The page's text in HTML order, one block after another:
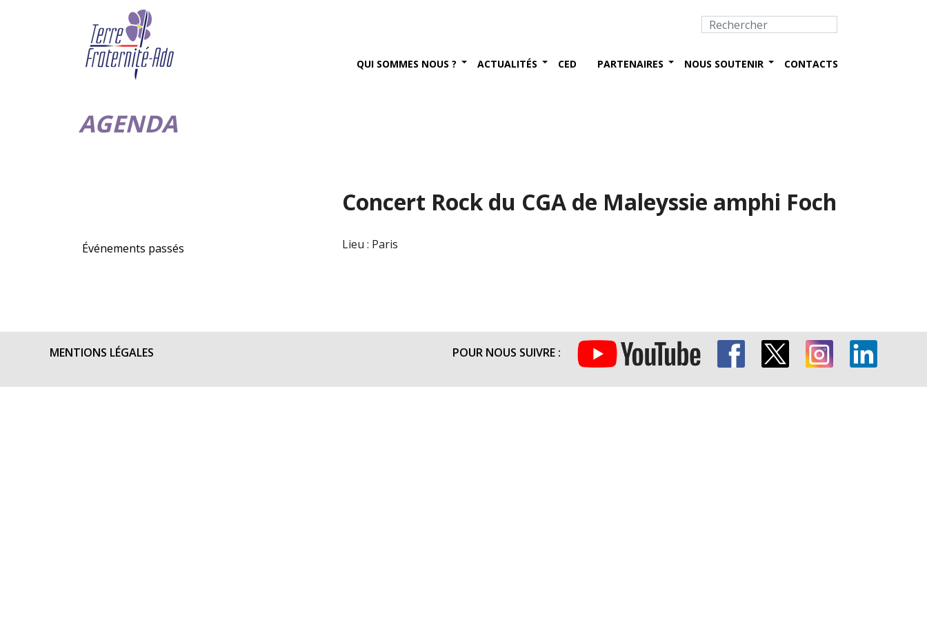
QUI SOMMES NOUS ? ACTUALITÉS CED PARTENAIRES NOUS SOUTENIR CONTACTS
AGENDA
Événements passés
Concert Rock du CGA de Maleyssie amphi Foch
Lieu : Paris
MENTIONS LÉGALES POUR NOUS SUIVRE :